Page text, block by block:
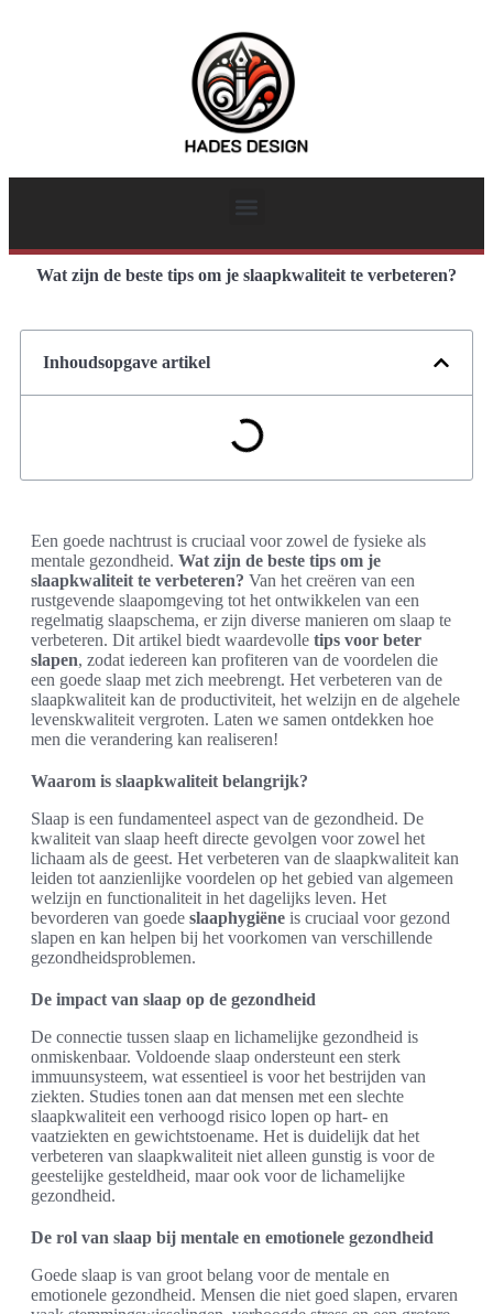
Wat zijn de beste tips om je slaapkwaliteit te verbeteren?
Inhoudsopgave artikel
Een goede nachtrust is cruciaal voor zowel de fysieke als
mentale gezondheid. Wat zijn de beste tips om je
slaapkwaliteit te verbeteren? Van het creëren van een
rustgevende slaapomgeving tot het ontwikkelen van een
regelmatig slaapschema, er zijn diverse manieren om slaap te
verbeteren. Dit artikel biedt waardevolle tips voor beter
slapen, zodat iedereen kan profiteren van de voordelen die
een goede slaap met zich meebrengt. Het verbeteren van de
slaapkwaliteit kan de productiviteit, het welzijn en de algehele
levenskwaliteit vergroten. Laten we samen ontdekken hoe
men die verandering kan realiseren!
Waarom is slaapkwaliteit belangrijk?
Slaap is een fundamenteel aspect van de gezondheid. De
kwaliteit van slaap heeft directe gevolgen voor zowel het
lichaam als de geest. Het verbeteren van de slaapkwaliteit kan
leiden tot aanzienlijke voordelen op het gebied van algemeen
welzijn en functionaliteit in het dagelijks leven. Het
bevorderen van goede slaaphygiëne is cruciaal voor gezond
slapen en kan helpen bij het voorkomen van verschillende
gezondheidsproblemen.
De impact van slaap op de gezondheid
De connectie tussen slaap en lichamelijke gezondheid is
onmiskenbaar. Voldoende slaap ondersteunt een sterk
immuunsysteem, wat essentieel is voor het bestrijden van
ziekten. Studies tonen aan dat mensen met een slechte
slaapkwaliteit een verhoogd risico lopen op hart- en
vaatziekten en gewichtstoename. Het is duidelijk dat het
verbeteren van slaapkwaliteit niet alleen gunstig is voor de
geestelijke gesteldheid, maar ook voor de lichamelijke
gezondheid.
De rol van slaap bij mentale en emotionele gezondheid
Goede slaap is van groot belang voor de mentale en
emotionele gezondheid. Mensen die niet goed slapen, ervaren